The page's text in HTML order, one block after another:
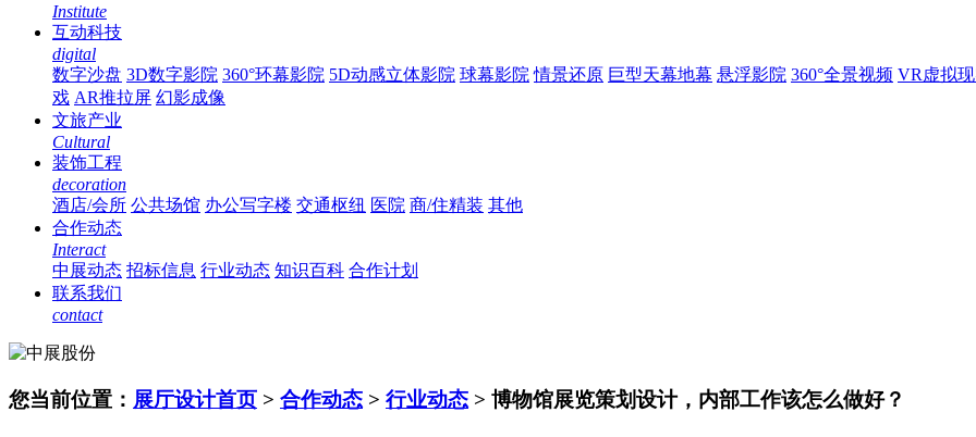
Institute
互动科技
digital
数字沙盘 3D数字影院 360°环幕影院 5D动感立体影院 球幕影院 情景还原 巨型天幕地幕 悬浮影院 360°全景视频 VR虚拟
戏 AR推拉屏 幻影成像
文旅产业
Cultural
装饰工程
decoration
酒店/会所 公共场馆 办公写字楼 交通枢纽 医院 商/住精装 其他
合作动态
Interact
中展动态 招标信息 行业动态 知识百科 合作计划
联系我们
contact
您当前位置： 展厅设计首页 > 合作动态 > 行业动态 > 博物馆展览策划设计，内部工作该怎么做好？